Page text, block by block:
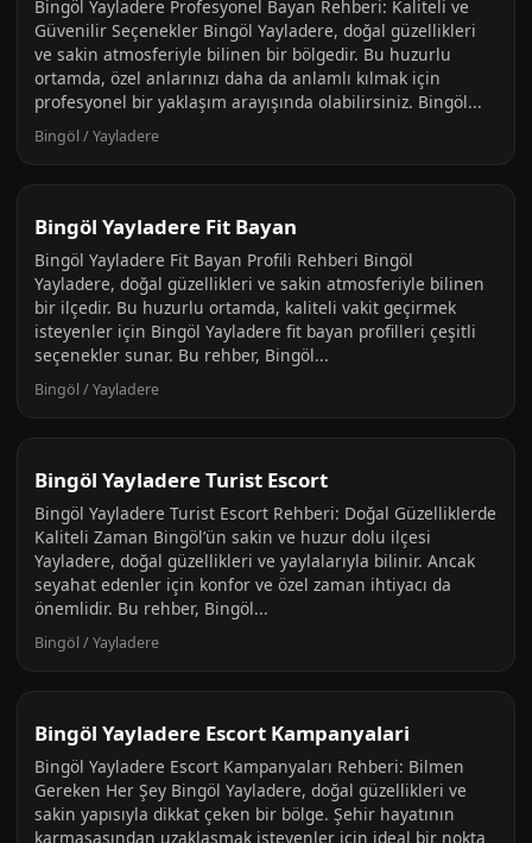
Bingöl Yayladere Profesyonel Bayan Rehberi: Kaliteli ve
Güvenilir Seçenekler Bingöl Yayladere, doğal güzellikleri
ve sakin atmosferiyle bilinen bir bölgedir. Bu huzurlu
ortamda, özel anlarınızı daha da anlamlı kılmak için
profesyonel bir yaklaşım arayışında olabilirsiniz. Bingöl...
Bingöl / Yayladere
Bingöl Yayladere Fit Bayan
Bingöl Yayladere Fit Bayan Profili Rehberi Bingöl
Yayladere, doğal güzellikleri ve sakin atmosferiyle bilinen
bir ilçedir. Bu huzurlu ortamda, kaliteli vakit geçirmek
isteyenler için Bingöl Yayladere fit bayan profilleri çeşitli
seçenekler sunar. Bu rehber, Bingöl...
Bingöl / Yayladere
Bingöl Yayladere Turist Escort
Bingöl Yayladere Turist Escort Rehberi: Doğal Güzelliklerde
Kaliteli Zaman Bingöl’ün sakin ve huzur dolu ilçesi
Yayladere, doğal güzellikleri ve yaylalarıyla bilinir. Ancak
seyahat edenler için konfor ve özel zaman ihtiyacı da
önemlidir. Bu rehber, Bingöl...
Bingöl / Yayladere
Bingöl Yayladere Escort Kampanyalari
Bingöl Yayladere Escort Kampanyaları Rehberi: Bilmen
Gereken Her Şey Bingöl Yayladere, doğal güzellikleri ve
sakin yapısıyla dikkat çeken bir bölge. Şehir hayatının
karmaşasından uzaklaşmak isteyenler için ideal bir nokta